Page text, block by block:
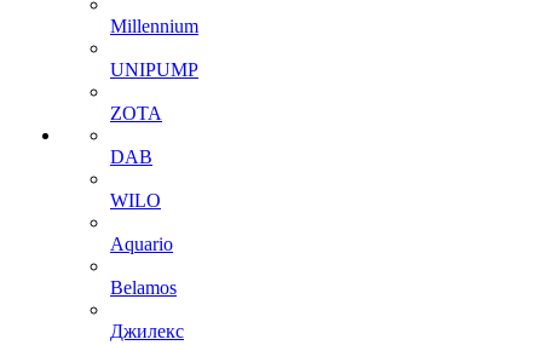
Millennium
UNIPUMP
ZOTA
DAB
WILO
Aquario
Belamos
Джилекс